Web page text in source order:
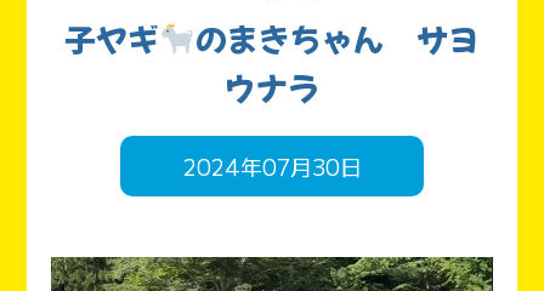
子ヤギ
のまきちゃん サヨ
ウナラ
2024年07月30日
動